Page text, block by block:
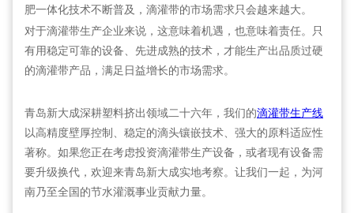
肥一体化技术不断普及，滴灌带的市场需求只会越来越大。
对于滴灌带生产企业来说，这意味着机遇，也意味着责任。只
有用稳定可靠的设备、先进成熟的技术，才能生产出品质过硬
的滴灌带产品，满足日益增长的市场需求。
青岛新大成深耕塑料挤出领域二十六年，我们的滴灌带生产线
以高精度壁厚控制、稳定的滴头镶嵌技术、强大的原料适应性
著称。如果您正在考虑投资滴灌带生产设备，或者现有设备需
要升级换代，欢迎来青岛新大成实地考察。让我们一起，为河
南乃至全国的节水灌溉事业贡献力量。